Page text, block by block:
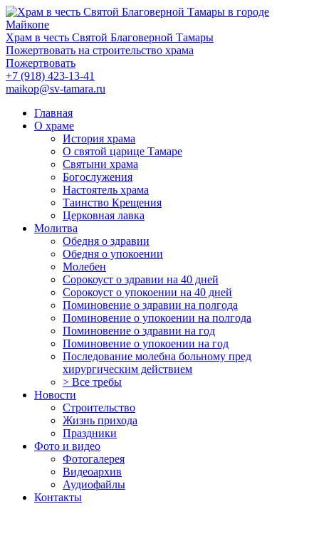
Храм в честь Святой Благоверной Тамары
Пожертвовать на строительство храма
Пожертвовать
+7 (918) 423-13-41
maikop@sv-tamara.ru
Главная
О храме
История храма
О святой царице Тамаре
Святыни храма
Богослужения
Настоятель храма
Таинство Крещения
Церковная лавка
Молитва
Обедня о здравии
Обедня о упокоении
Молебен
Сорокоуст о здравии на 40 дней
Сорокоуст о упокоении на 40 дней
Поминовение о здравии на полгода
Поминовение о упокоении на полгода
Поминовение о здравии на год
Поминовение о упокоении на год
Последование молебна больному пред
хирургическим действием
> Все требы
Новости
Строительство
Жизнь прихода
Праздники
Фото и видео
Фотогалерея
Видеоархив
Аудиофайлы
Контакты